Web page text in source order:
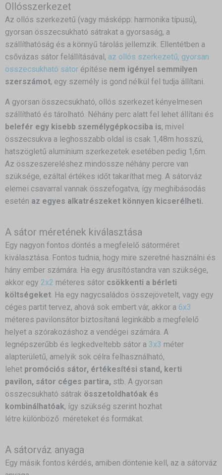
Ollósszerkezet
Az ollós szerkezetű (vagy másképp: harmonika típusú),
gyorsan összecsukható sátrakat a gyorsaság, a
szállíthatóság és a könnyű tárolás jellemzik. Ellentétben a
csővázas sátor felállításával, az ollós szerkezetű, gyorsan
összecsukható sátor építése nem igényel semmilyen
szerszámot, egy személy is gond nélkül fel tudja állítani.
A gyorsan összecsukható, ollós szerkezet kényelmesen
szállítható és tárolható. Néhány perc alatt fel lehet állítani és
belefér egy kisebb személygépkocsiba is, mivel
összecsukva a leghosszabb oldal is csak 1,48m hosszú,
hatszögletű alumínium szerkezetek esetében pedig 1,6m.
Az összeszereléshez mindössze néhány percre van
szüksége, ezáltal értékes időt takaríthat meg. A sátorváz
elemei csavarral vannak összefogatva, így meghibásodás
esetén az egyes alkatrészeket könnyen kicserélheti.
A sátor méretének kiválasztása
Egy nagyon fontos döntés a megfelelő sátorméret
kiválasztása. Fontos tudnia, hogy mire szeretné használni és
hány ember számára. Ha egy árusítóstandra van szüksége,
akkor egy 2x2 méteres sátor csökkenti a bérleti
költségeket. Ha egy nagycsaládos összejövetelt, vagy egy
céges partit tervez, ahová sok embert vár, akkor a 6x3
méteres pavilonsátor biztosítaná leginkább a megfelelő
helyet a szórakozáshoz a vendégei számára. A
legnépszerűbb és legkedveltebb sátor a 3x3 méter
alapterületű, amelyik sok célra felhasználható,
lehet promóciós sátor, értékesítési stand, kerti
pavilon, sátor céges partira, stb. A gyorsan
összecsukható sátrak összetoldhatóak és
kombinálhatóak, így szükség szerint hozhat
létre különböző méreteket és formákat.
A sátorváz anyaga
Egy másik fontos kérdés, amiben döntenie kell, az a sátorváz